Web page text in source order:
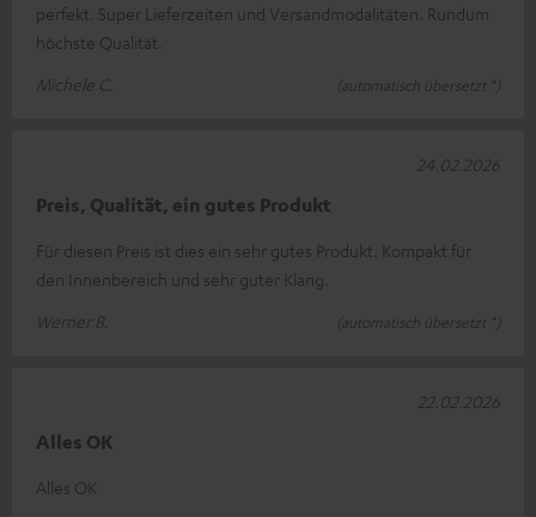
perfekt. Super Lieferzeiten und Versandmodalitäten. Rundum
höchste Qualität.
Michele C.
(automatisch übersetzt *)
Preis, Qualität, ein gutes Produkt
Für diesen Preis ist dies ein sehr gutes Produkt. Kompakt für
den Innenbereich und sehr guter Klang.
Werner B.
(automatisch übersetzt *)
24.02.2026
Alles OK
Alles OK
22.02.2026